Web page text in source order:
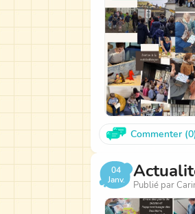
Commenter
04
Janv.
Publié par